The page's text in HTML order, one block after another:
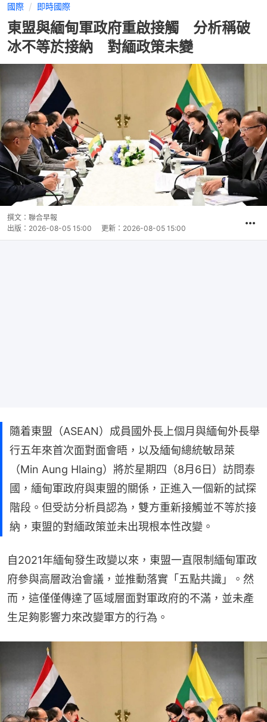
國際 即時國際
東盟與緬甸軍政府重啟接觸 分析稱破
冰不等於接納 對緬政策未變
撰文： 聯合早報
出版： 2026-08-05 15:00 更新： 2026-08-05 15:00
隨着東盟（ASEAN）成員國外長上個月與緬甸外長舉
行五年來首次面對面會晤，以及緬甸總統敏昂萊
（Min Aung Hlaing）將於星期四（8月6日）訪問泰
國，緬甸軍政府與東盟的關係，正進入一個新的試探
階段。但受訪分析員認為，雙方重新接觸並不等於接
納，東盟的對緬政策並未出現根本性改變。
自2021年緬甸發生政變以來，東盟一直限制緬甸軍政
府參與高層政治會議，並推動落實「五點共識」。然
而，這僅僅傳達了區域層面對軍政府的不滿，並未產
生足夠影響力來改變軍方的行為。